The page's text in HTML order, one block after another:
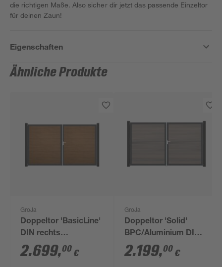
die richtigen Maße. Also sicher dir jetzt das passende Einzeltor
für deinen Zaun!
Eigenschaften
Ähnliche Produkte
GroJa
Doppeltor 'BasicLine'
DIN rechts
Eichefarben
dunkel/anthrazit 300 x
2.699,00 €
GroJa
Doppeltor 'Solid'
BPC/Aluminium DIN
rechts
braun/grau/silber 300
2.199,00 €